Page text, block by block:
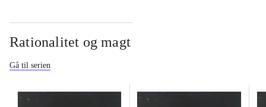
Rationalitet og magt
Gå til serien